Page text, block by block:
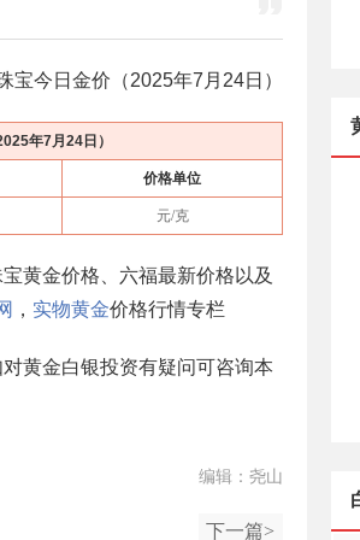
宝今日金价（2025年7月24日 ）
年7月24日 ）
价格单位
元/克
黄金价格、六福最新价格以及
， 实物黄金价格行情专栏
黄金白银投资有疑问可咨询本
编辑：尧山
下一篇>